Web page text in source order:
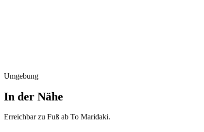
Umgebung
In der Nähe
Erreichbar zu Fuß ab To Maridaki.